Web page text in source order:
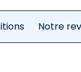
Notre